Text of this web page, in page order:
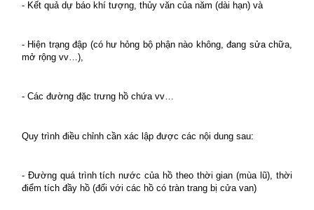
- Kết quả dự báo khí tượng, thủy văn của năm (dài hạn) và
- Hiện trạng đập (có hư hỏng bộ phận nào không, đang sửa chữa,
mở rộng vv…),
- Các đường đặc trưng hồ chứa vv…
Quy trình điều chỉnh cần xác lập được các nội dung sau:
- Đường quá trình tích nước của hồ theo thời gian (mùa lũ), thời
điểm tích đầy hồ (đối với các hồ có tràn trang bị cửa van)